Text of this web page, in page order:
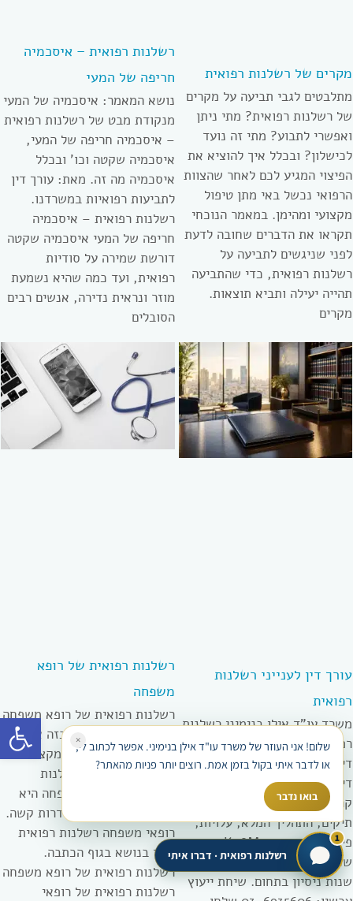
פתח
מקרים של רשלנות רפואית
מתלבטים לגבי תביעה על מקרים
של רשלנות רפואית? מתי ניתן
ואפשרי לתבוע? מתי זה נועד
לכישלון? ובכלל איך להוציא את
הפיצוי המגיע לכם לאחר שהצוות
הרפואי נכשל באי מתן טיפול
מקצועי ומהימן. במאמר הנוכחי
תקראו את הדברים שחובה לדעת
לפני שניגשים לתביעה על
רשלנות רפואית, כדי שהתביעה
תהייה יעילה ותביא תוצאות.
מקרים
רשלנות רפואית – איסכמיה
חריפה של המעי
נושא המאמר: איסכמיה של המעי
מנקודת מבט של רשלנות רפואית
– איסכמיה חריפה של המעי,
איסכמיה שקטה וכו’ ובכלל
איסכמיה מה זה. מאת: עורך דין
לתביעות רפואיות במשרדנו.
רשלנות רפואית – איסכמיה
חריפה של המעי איסכמיה שקטה
דורשת שמירה על סודיות
רפואית, ועד כמה שהיא נשמעת
מוזר ונראית נדירה, אנשים רבים
הסובלים
עורך דין לענייני רשלנות
רפואית
משרד עו”ד אילן בנימיני רשלנות
רפואית מעל 20 שנות ניסיון עורך
דין לענייני רשלנות רפואית עורך
קריטריונים לבחירה נכונה, סוגי
תיקים, התהליך המלא, עלויות,
פיצויים אופייניים 400K-8M ₪.
שכר טרחה מותנה הצלחה. 20+
שנות ניסיון בתחום. שיחת ייעוץ
רשלנות רפואית של רופא
משפחה
רשלנות רפואית של רופא משפחה
היא כאשר נגרם נזק כזה או אחר
עקב התנהלות שאינה מקצועית
ורשלנית במטופל. רשלנות
רפואית של רופאי משפחה היא
לא פעם הגורם להתדרדרות קשה.
רופאי משפחה רשלנות רפואית
ועוד בנושא בגוף הכתבה.
רשלנות רפואית של רופא משפחה
רשלנות רפואית של רופאי
×
שלום! אני העוזר של משרד עו"ד אילן בנימיני. אפשר לכתוב לי,
או לדבר איתי בקול בזמן אמת. רוצים יותר פניות מהאתר?
בואו נדבר
1
רשלנות רפואית · דברו איתי